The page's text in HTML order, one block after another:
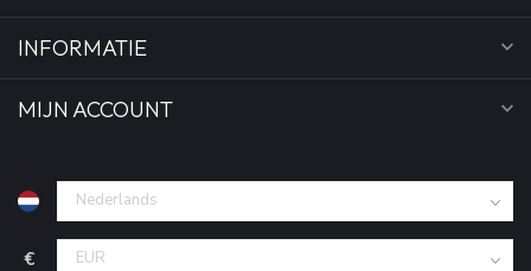
INFORMATIE
MIJN ACCOUNT
€